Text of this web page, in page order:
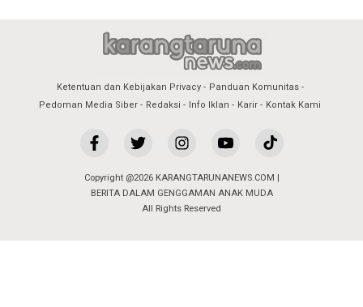
Ketentuan dan Kebijakan Privacy
Panduan Komunitas
Pedoman Media Siber
Redaksi Info Iklan Karir Kontak Kami
Copyright @2026 KARANGTARUNANEWS.COM |
BERITA DALAM GENGGAMAN ANAK MUDA
All Rights Reserved